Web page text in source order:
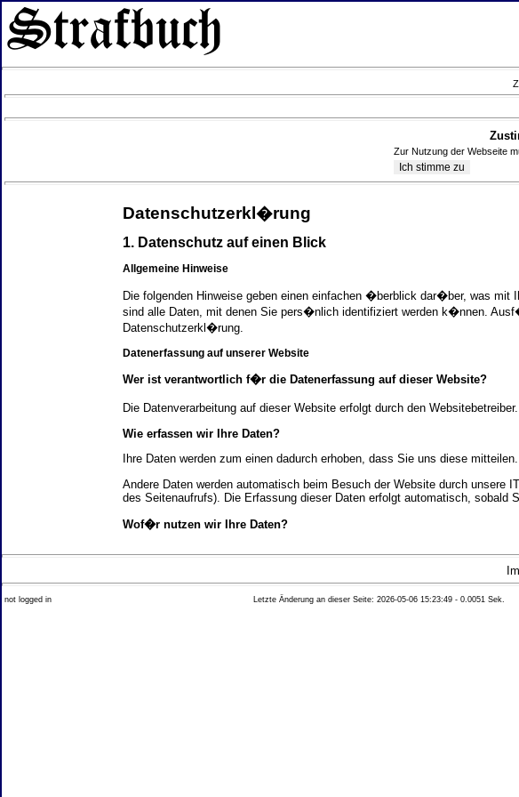
Zur Nutzung der Webseite
Datenschutzerkl�rung
1. Datenschutz auf einen Blick
Allgemeine Hinweise
Die folgenden Hinweise geben einen einfachen �berblick dar�ber, was mit
sind alle Daten, mit denen Sie pers�nlich identifiziert werden k�nnen.
Datenschutzerkl�rung.
Datenerfassung auf unserer Website
Wer ist verantwortlich f�r die Datenerfassung auf dieser Website?
Die Datenverarbeitung auf dieser Website erfolgt durch den
Wie erfassen wir Ihre Daten?
Ihre Daten werden zum einen dadurch erhoben, dass Sie uns diese
Andere Daten werden automatisch beim Besuch der Website durch
des Seitenaufrufs). Die Erfassung dieser Daten erfolgt automatisch, sobald
Wof�r nutzen wir Ihre Daten?
Ein Teil der Daten wird erhoben, um eine fehlerfreie Bereitstellung der
Welche Rechte haben Sie bez�glich Ihrer Daten?
Sie haben jederzeit das Recht unentgeltlich Auskunft �ber Herkunft,
not logged in Letzte Änderung an dieser Seite: 2026-05-06 15:23:49 - 0.0051 Sek.